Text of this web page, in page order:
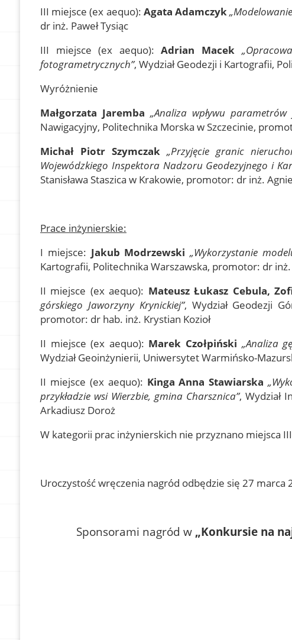
III miejsce (ex aequo): Agata Adamczyk
dr inż. Paweł Tysiąc
III miejsce (ex aequo):Adrian Macek
fotogrametrycznych”, Wydział Geodezji i Kartografii,
Wyróżnienie
Małgorzata Jaremba „Analiza wpływu
Nawigacyjny, Politechnika Morska w Szczecinie,
Michał Piotr Szymczak „Przyjęcie granic
Wojewódzkiego Inspektora Nadzoru Geodezyjnego i
Stanisława Staszica w Krakowie, promotor: dr inż.
Prace inżynierskie:
I miejsce: Jakub Modrzewski „Wykorzystanie
Kartografii, Politechnika Warszawska, promotor: dr
II miejsce (ex aequo): Mateusz Łukasz Cebula,
górskiego Jaworzyny Krynickiej”, Wydział Geodezji
promotor: dr hab. inż. Krystian Kozioł
II miejsce (ex aequo): Marek Czołpiński „Analiza
Wydział Geoinżynierii, Uniwersytet Warmińsko-
II miejsce (ex aequo): Kinga Anna Stawiarska
przykładzie wsi Wierzbie, gmina Charsznica”, Wydział
Arkadiusz Doroż
W kategorii prac inżynierskich nie przyznano miejsca
Uroczystość wręczenia nagród odbędzie się 27 marca
Sponsorami nagród w „Konkursie na